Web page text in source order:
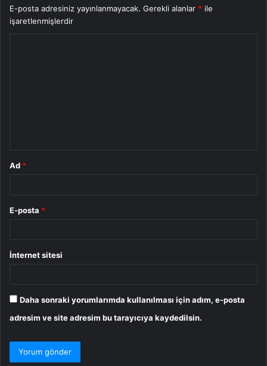
E-posta adresiniz yayınlanmayacak. Gerekli alanlar * ile
işaretlenmişlerdir
Ad *
E-posta *
İnternet sitesi
Daha sonraki yorumlarımda kullanılması için adım, e-posta
adresim ve site adresim bu tarayıcıya kaydedilsin.